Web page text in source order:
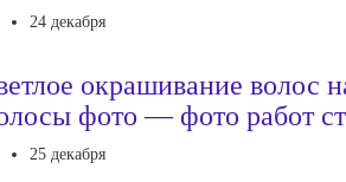
24 декабря
окрашивание волос
фото — фото работ
25 декабря